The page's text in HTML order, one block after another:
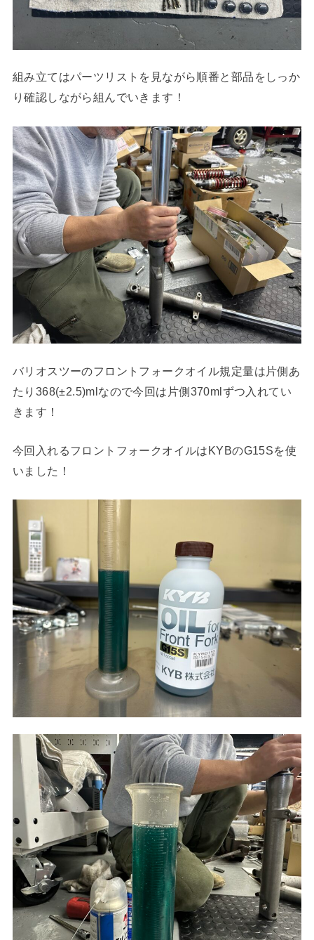
組み立てはパーツリストを見ながら順番と部品をしっか
り確認しながら組んでいきます！
バリオスツーのフロントフォークオイル規定量は片側あ
たり368(±2.5)mlなので今回は片側370mlずつ入れてい
きます！
今回入れるフロントフォークオイルはKYBのG15Sを使
いました！